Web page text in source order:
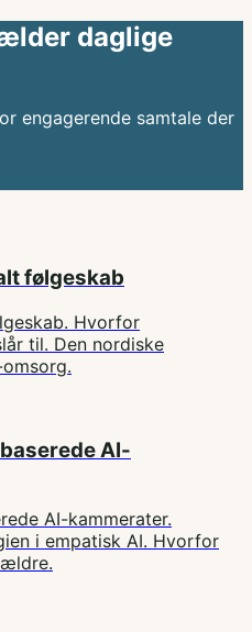
daglige
engagerende samtale der
følgeskab
Hvorfor
til. Den nordiske
AI-
AI-kammerater.
i empatisk AI. Hvorfor